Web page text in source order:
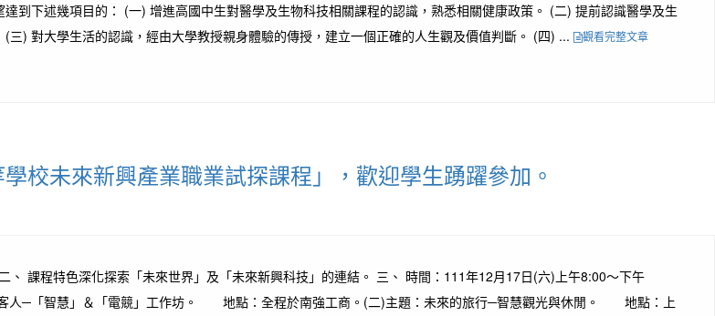
到下述幾項目的： (一) 增進高國中生對醫學及生物科技相關課程的認識，熟悉相關健康政策。 (二) 提前認識醫學及生
) 對大學生活的認識，經由大學教授親身體驗的傳授，建立一個正確的人生觀及價值判斷。 (四) ...
觀看完整文章
校未來新興產業職業試探課程」，歡迎學生踴躍參加。
程特色深化探索「未來世界」及「未來新興科技」的連結。 三、 時間：111年12月17日(六)上午8:00～下午
─「智慧」＆「電競」工作坊。 地點：全程於南強工商。(二)主題：未來的旅行─智慧觀光與休閒。 地點：上